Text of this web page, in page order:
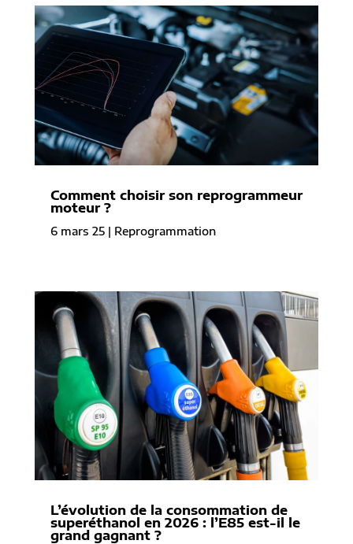
Comment choisir son reprogrammeur
moteur ?
6 mars 25| Reprogrammation
L’évolution de la consommation de
superéthanol en 2026 : l’E85 est-il le
grand gagnant ?